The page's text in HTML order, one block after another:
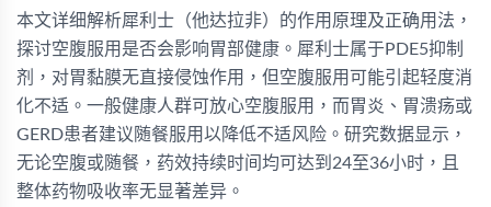
本文详细解析犀利士（他达拉非）的作用原理及正确用法，
探讨空腹服用是否会影响胃部健康。犀利士属于PDE5抑制
剂，对胃黏膜无直接侵蚀作用，但空腹服用可能引起轻度消
化不适。一般健康人群可放心空腹服用，而胃炎、胃溃疡或
GERD患者建议随餐服用以降低不适风险。研究数据显示，
无论空腹或随餐，药效持续时间均可达到24至36小时，且
整体药物吸收率无显著差异。